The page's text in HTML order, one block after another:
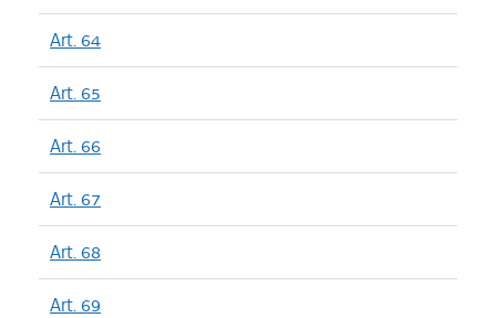
Art. 64
Art. 65
Art. 66
Art. 67
Art. 68
Art. 69